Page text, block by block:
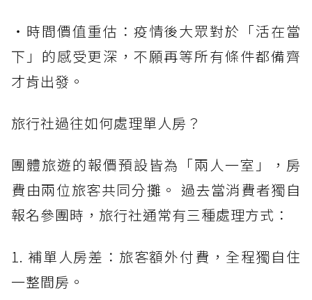
・時間價值重估：疫情後大眾對於「活在當
下」的感受更深，不願再等所有條件都備齊
才肯出發。
旅行社過往如何處理單人房？
團體旅遊的報價預設皆為「兩人一室」，房
費由兩位旅客共同分攤。 過去當消費者獨自
報名參團時，旅行社通常有三種處理方式：
1. 補單人房差：旅客額外付費，全程獨自住
一整間房。